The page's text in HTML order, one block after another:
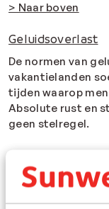
> Naar boven
Geluidsoverlast
De normen van
vakantielanden
tijden waarop
Absolute rust en
geen stelregel.
op de
heeft over het
en